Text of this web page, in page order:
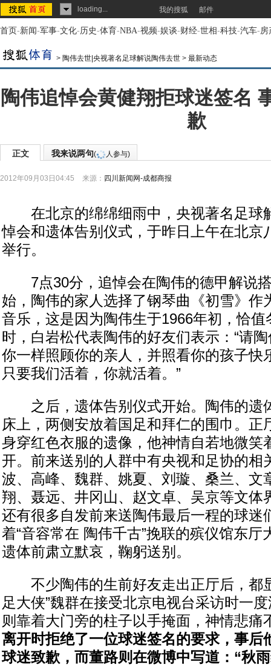
loading... 我的搜狐 邮件
首页-新闻-军事-文化-历史-体育-NBA-视频-娱谈-财经-世相-科技-汽车-房
> 陶伟去世|央视著名足球解说陶伟去世 > 最新动态
陶伟追悼会黄健翔拒球迷签名
歉
正文 我来说两句( 人参与)
2012年09月03日04:45 来源： 四川新闻网-成都商报
在北京的绵绵细雨中，央视著名足球
悼会和遗体告别仪式，于昨日上午在北京
举行。
7点30分，追悼会在陶伟的德甲解说
始，陶伟的家人选择了钢琴曲《初雪》作
音乐，这是因为陶伟生于1966年初，恰值
时，白岩松代表陶伟的好友们表示：“请
你一样照顾你的亲人，并照看你的孩子快
只要我们活着，你就活着。”
之后，遗体告别仪式开始。陶伟的遗
床上，两侧安放着国足和拜仁的围巾。正
身穿红色衣服的遗像，他神情自若地微笑
开。前来送别的人群中有央视和足协的相
波、高峰、魏群、姚夏、刘璇、桑兰、文
翔、聂远、井冈山、赵文卓、吴京等文体
还有很多自发前来送陶伟最后一程的球迷
着“音容常在 陶伟千古”挽联的殡仪馆东厅
遗体前肃立默哀，鞠躬送别。
不少陶伟的生前好友走出正厅后，都
足大侠”魏群在接受北京电视台采访时一
则靠着大门旁的柱子以手掩面，神情悲痛
离开时拒绝了一位球迷签名的要求，事后
球迷致歉，而董路则在微博中写道：“秋